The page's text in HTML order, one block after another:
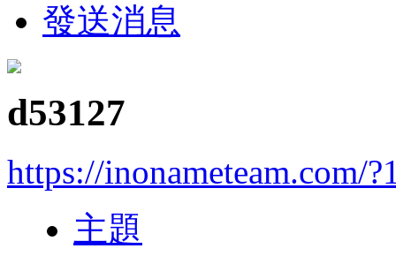
發送消息
d53127
https://inonameteam.com/
主題